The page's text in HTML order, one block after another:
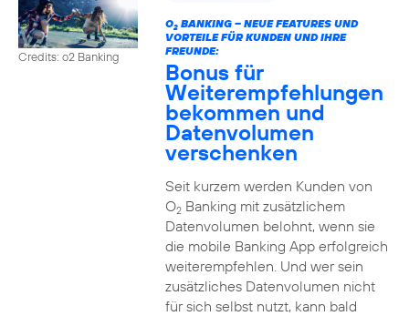
Credits: o2 Banking
O2BANKING – NEUE FEATURES UND
VORTEILE FÜR KUNDEN UND IHRE
FREUNDE:
Bonus für
Weiterempfehlungen
bekommen und
Datenvolumen
verschenken
Seit kurzem werden Kunden von
O2Banking mit zusätzlichem
Datenvolumen belohnt, wenn sie
die mobile Banking App erfolgreich
weiterempfehlen. Und wer sein
zusätzliches Datenvolumen nicht
für sich selbst nutzt, kann bald